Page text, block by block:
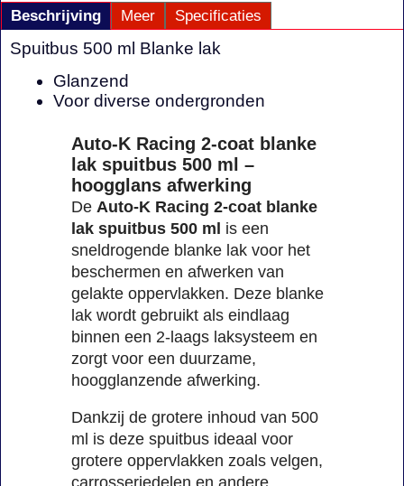
Beschrijving Meer Specificaties
Spuitbus 500 ml Blanke lak
Glanzend
Voor diverse ondergronden
Auto-K Racing 2-coat blanke
lak spuitbus 500 ml –
hoogglans afwerking
De Auto-K Racing 2-coat blanke
lak spuitbus 500 ml is een
sneldrogende blanke lak voor het
beschermen en afwerken van
gelakte oppervlakken. Deze blanke
lak wordt gebruikt als eindlaag
binnen een 2-laags laksysteem en
zorgt voor een duurzame,
hoogglanzende afwerking.
Dankzij de grotere inhoud van 500
ml is deze spuitbus ideaal voor
grotere oppervlakken zoals velgen,